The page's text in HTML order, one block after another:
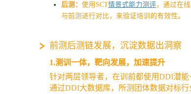
后测： 使用SCT情景式能力测评 ，通过在
与前测进行对比，来验证培训的有效性。
前测后测链发展，沉淀数据出洞察
1.测训一体，靶向发展，加速提升
针对两层领导者，在训前都使用DDI潜
通过DDI大数据库，所测团体数据对标